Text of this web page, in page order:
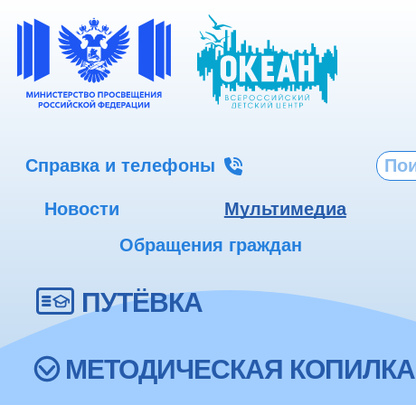
Справка и телефоны
Новости Мультимедиа
Обращения граждан
ПУТЁВКА
МЕТОДИЧЕСКАЯ КОПИЛКА